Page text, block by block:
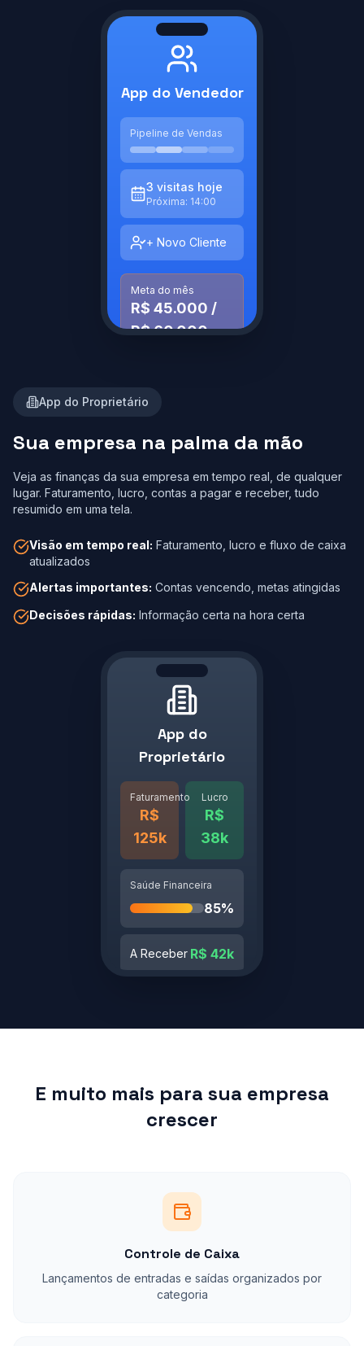
App do Vendedor
Pipeline de Vendas
3 visitas hoje
Próxima: 14:00
+ Novo Cliente
Meta do mês
R$ 45.000 /
R$ 60.000
App do
Proprietário
Faturamento
R$
125k
Lucro
R$
38k
Saúde Financeira
85%
A Receber R$ 42k
App do Proprietário
Sua empresa na palma da mão
Veja as finanças da sua empresa em tempo real, de qualquer
lugar. Faturamento, lucro, contas a pagar e receber, tudo
resumido em uma tela.
Visão em tempo real: Faturamento, lucro e fluxo de caixa
atualizados
Alertas importantes: Contas vencendo, metas atingidas
Decisões rápidas: Informação certa na hora certa
E muito mais para sua empresa
crescer
Controle de Caixa
Lançamentos de entradas e saídas organizados por
categoria